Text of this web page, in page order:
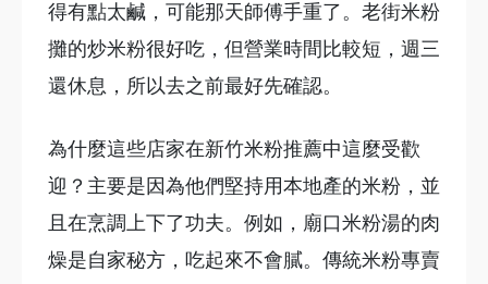
得有點太鹹，可能那天師傅手重了。老街米粉
攤的炒米粉很好吃，但營業時間比較短，週三
還休息，所以去之前最好先確認。
為什麼這些店家在新竹米粉推薦中這麼受歡
迎？主要是因為他們堅持用本地產的米粉，並
且在烹調上下了功夫。例如，廟口米粉湯的肉
燥是自家秘方，吃起來不會膩。傳統米粉專賣